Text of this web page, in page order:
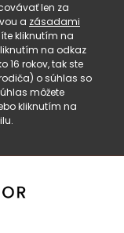
len za
a zásadami
kliknutím na
na odkaz
16 rokov, tak ste
o súhlas so
môžete
kliknutím na